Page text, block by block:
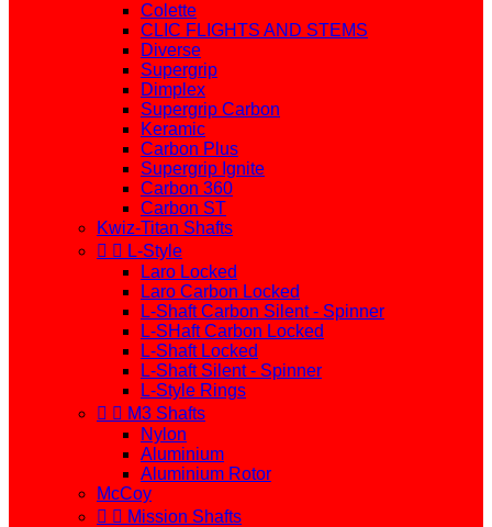
Colette
CLIC FLIGHTS AND STEMS
Diverse
Supergrip
Dimplex
Supergrip Carbon
Keramic
Carbon Plus
Supergrip Ignite
Carbon 360
Carbon ST
Kwiz-Titan Shafts
  L-Style
Laro Locked
Laro Carbon Locked
L-Shaft Carbon Silent - Spinner
L-SHaft Carbon Locked
L-Shaft Locked
L-Shaft Silent - Spinner
L-Style Rings
  M3 Shafts
Nylon
Aluminium
Aluminium Rotor
McCoy
  Mission Shafts